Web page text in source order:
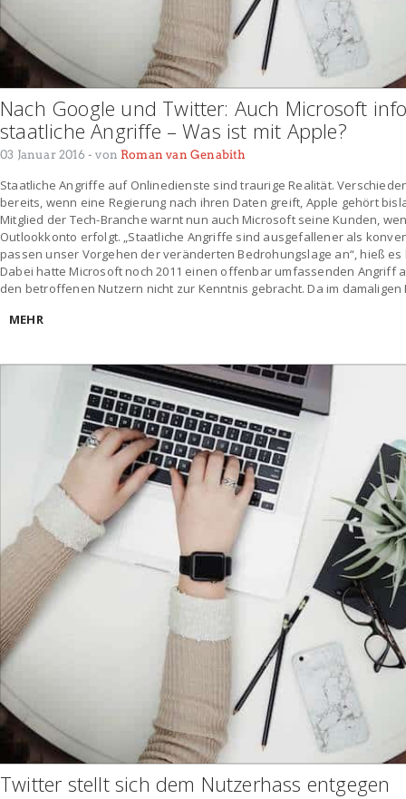
Nach Google und Twitter: Auch Microsoft
staatliche Angriffe – Was ist mit Apple?
03 Januar 2016- von Roman van Genabith
Staatliche Angriffe auf Onlinedienste sind traurige Realität.
bereits, wenn eine Regierung nach ihren Daten greift, Apple gehört
Mitglied der Tech-Branche warnt nun auch Microsoft seine Kunden,
Outlookkonto erfolgt. „Staatliche Angriffe sind ausgefallener als
passen unser Vorgehen der veränderten Bedrohungslage an“, hieß
Dabei hatte Microsoft noch 2011 einen offenbar umfassenden Angriff
den betroffenen Nutzern nicht zur Kenntnis gebracht. Da im damaligen
MEHR
Twitter stellt sich dem Nutzerhass entgegen